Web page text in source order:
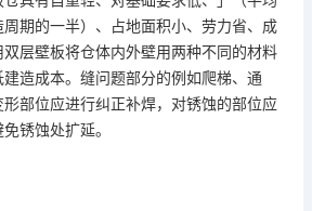
期的一半）、占地面积小、劳力省、成
层壁板将仓体内外壁用两种不同的材料
造成本。缝问题部分的例如爬梯、通
部位应进行纠正补焊，对锈蚀的部位应
锈蚀处扩延。